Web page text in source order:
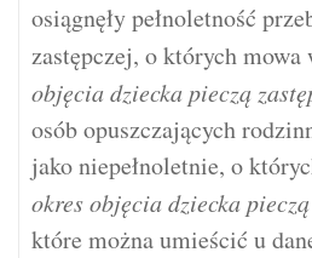
osiągnęły pełnoletność
zastępczej, o których mowa
objęcia dziecka pieczą
osób opuszczających
jako niepełnoletnie, o
okres objęcia dziecka
które można umieścić u